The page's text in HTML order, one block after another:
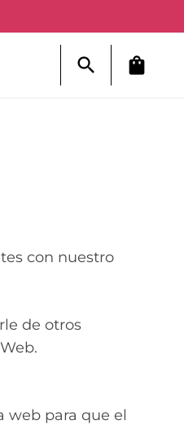
search shopping_bag
con nuestro
de otros
web para que el